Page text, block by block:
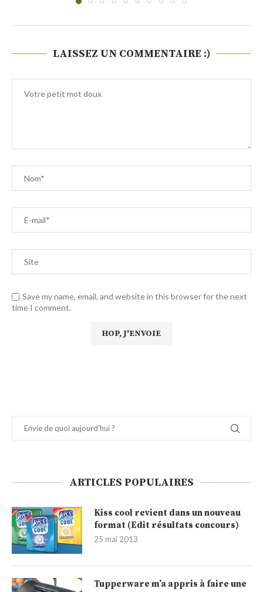
LAISSEZ UN COMMENTAIRE :)
Save my name, email, and website in this browser for the next
time I comment.
ARTICLES POPULAIRES
Kiss cool revient dans un nouveau
format (Edit résultats concours)
25 mai 2013
Tupperware m’a appris à faire une